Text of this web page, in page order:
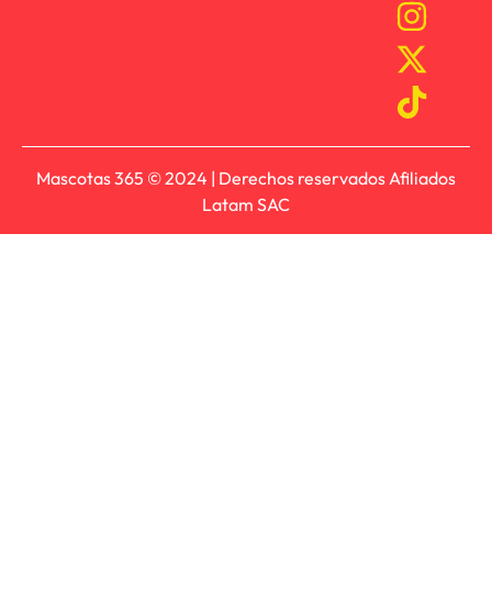
Mascotas 365 © 2024 | Derechos reservados Afiliados
Latam SAC